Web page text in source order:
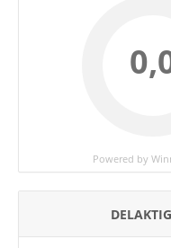
Powered by